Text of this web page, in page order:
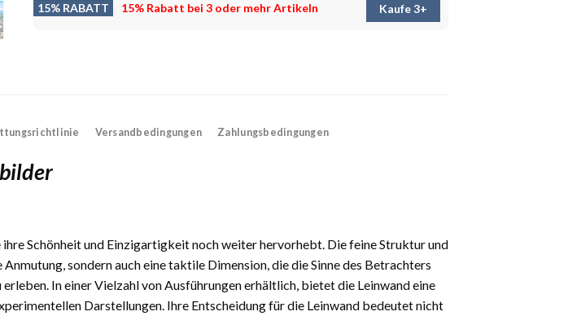
15% RABATT 15% Rabatt bei 3 oder mehr Artikeln Kaufe 3+
Versandbedingungen Zahlungsbedingungen
Schönheit und Einzigartigkeit noch weiter hervorhebt. Die feine Struktur und
sondern auch eine taktile Dimension, die die Sinne des Betrachters
In einer Vielzahl von Ausführungen erhältlich, bietet die Leinwand eine
Darstellungen. Ihre Entscheidung für die Leinwand bedeutet nicht